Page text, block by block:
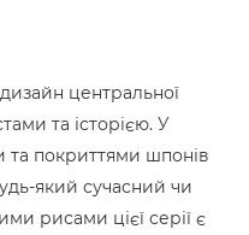
центральної
та історією. У
та покриттями шпонів
який сучасний чи
рисами цієї серії є